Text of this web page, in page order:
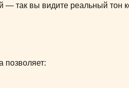
— так вы видите реальный тон
позволяет: